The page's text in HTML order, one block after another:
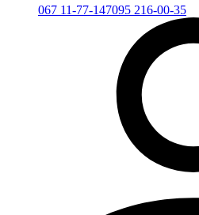
067 11-77-147095 216-00-35